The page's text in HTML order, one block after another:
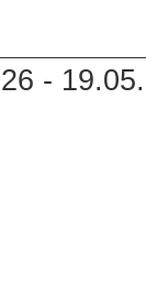
-